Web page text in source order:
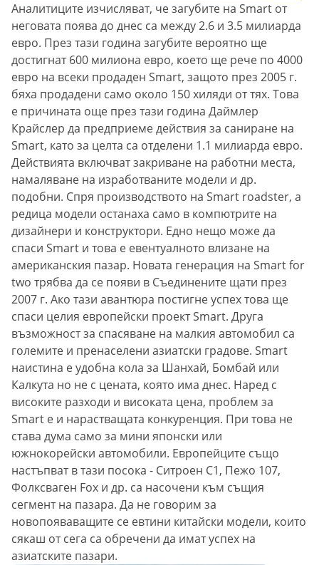
Аналитиците изчисляват, че загубите на Smart от
неговата поява до днес са между 2.6 и 3.5 милиарда
евро. През тази година загубите вероятно ще
достигнат 600 милиона евро, което ще рече по 4000
евро на всеки продаден Smart, защото през 2005 г.
бяха продадени само около 150 хиляди от тях. Това
е причината още през тази година Даймлер
Крайслер да предприеме действия за саниране на
Smart, като за целта са отделени 1.1 милиарда евро.
Действията включват закриване на работни места,
намаляване на изработваните модели и др.
подобни. Спря производството на Smart roadster, а
редица модели останаха само в компютрите на
дизайнери и конструктори. Едно нещо може да
спаси Smart и това е евентуалното влизане на
американския пазар. Новата генерация на Smart for
two трябва да се появи в Съединените щати през
2007 г. Ако тази авантюра постигне успех това ще
спаси целия европейски проект Smart. Друга
възможност за спасяване на малкия автомобил са
големите и пренаселени азиатски градове. Smart
наистина е удобна кола за Шанхай, Бомбай или
Калкута но не с цената, която има днес. Наред с
високите разходи и високата цена, проблем за
Smart e и нарастващата конкуренция. При това не
става дума само за мини японски или
южнокорейски автомобили. Европейците също
настъпват в тази посока - Ситроен С1, Пежо 107,
Фолксваген Fox и др. са насочени към същия
сегмент на пазара. Да не говорим за
новопояваващите се евтини китайски модели, които
сякаш от сега са обречени да имат успех на
азиатските пазари.